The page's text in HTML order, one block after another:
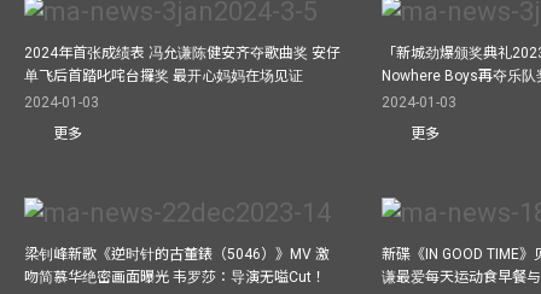
2024年首张成绩表 冯允谦陈健安齐夺歌曲奖 安仔
单飞后首踏叱咤台攞奖 最开心妈妈在场见证
2024-01-03
更多
「新城劲爆颁奖典礼
Nowhere Boys再夺乐
2024-01-03
更多
梁钊峰新歌《逆时针的古董錶（5046）》MV 激
吻简慕华绝密画面曝光 韦罗莎：导演无嗌Cut！
新碟《IN GOOD TIME
谦最爱每天运动食早餐